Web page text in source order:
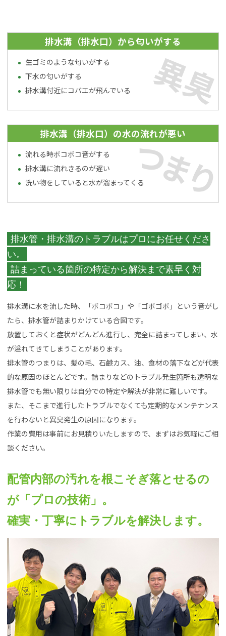
排水溝（排水口）から匂いがする
生ゴミのような匂いがする
下水の匂いがする
排水溝付近にコバエが飛んでいる
異臭
排水溝（排水口）の水の流れが悪い
流れる時ボコボコ音がする
排水溝に流れきるのが遅い
洗い物をしていると水が溜まってくるつまり
排水管・排水溝のトラブルはプロにお任せくださ
い。
詰まっている箇所の特定から解決まで素早く対
応！
排水溝に水を流した時、「ボコボコ」や「ゴボゴボ」という音がし
たら、排水管が詰まりかけている合図です。
放置しておくと症状がどんどん進行し、完全に詰まってしまい、水
が溢れてきてしまうことがあります。
排水管のつまりは、髪の毛、石鹸カス、油、食材の落下などが代表
的な原因のほとんどです。詰まりなどのトラブル発生箇所も透明な
排水管でも無い限りは自分での特定や解決が非常に難しいです。
また、そこまで進行したトラブルでなくても定期的なメンテナンス
を行わないと異臭発生の原因になります。
作業の費用は事前にお見積りいたしますので、まずはお気軽にご相
談ください。
配管内部の汚れを根こそぎ落とせるの
が「プロの技術」。
確実・丁寧にトラブルを解決します。